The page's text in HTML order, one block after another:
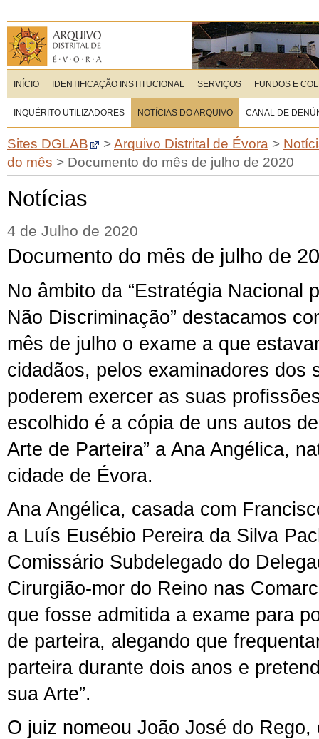
INÍCIO IDENTIFICAÇÃO INSTITUCIONAL SERVIÇOS FUNDOS E
INQUÉRITO UTILIZADORES NOTÍCIAS DO ARQUIVO CANAL DE
Sites DGLAB >Arquivo Distrital de Évora >
do mês > Documento do mês de julho de 2020
Notícias
4 de Julho de 2020
Documento do mês de julho de
No âmbito da “Estratégia Nacional
Não Discriminação” destacamos
mês de julho o exame a que
cidadãos, pelos examinadores dos
poderem exercer as suas
escolhido é a cópia de uns autos
Arte de Parteira” a Ana Angélica,
cidade de Évora.
Ana Angélica, casada com
a Luís Eusébio Pereira da Silva
Comissário Subdelegado do
Cirurgião-mor do Reino nas
que fosse admitida a exame para
de parteira, alegando que
parteira durante dois anos e
sua Arte”.
O juiz nomeou João José do